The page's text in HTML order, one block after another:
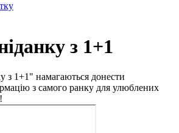
з 1+1
з 1+1" намагаються донести
з самого ранку для улюблених